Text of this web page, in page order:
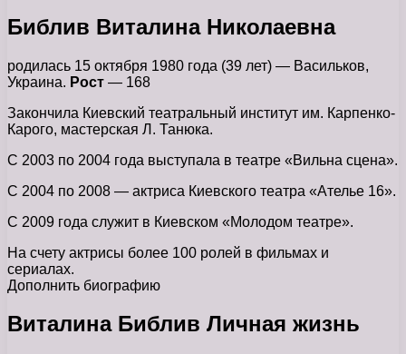
Библив Виталина Николаевна
родилась 15 октября 1980 года (39 лет) — Васильков,
Украина. Рост — 168
Закончила Киевский театральный институт им. Карпенко-
Карого, мастерская Л. Танюка.
С 2003 по 2004 года выступала в театре «Вильна сцена».
С 2004 по 2008 — актриса Киевского театра «Ателье 16».
С 2009 года служит в Киевском «Молодом театре».
На счету актрисы более 100 ролей в фильмах и
сериалах.
Дополнить биографию
Виталина Библив Личная жизнь